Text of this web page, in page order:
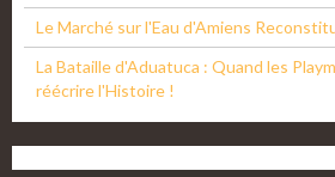
Le Marché sur l'Eau d'Amiens
La Bataille d'Aduatuca : Quand les
réécrire l'Histoire !